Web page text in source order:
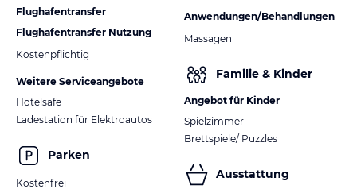
Flughafentransfer
Flughafentransfer Nutzung
Kostenpflichtig
Weitere Serviceangebote
Hotelsafe
Ladestation für Elektroautos
Parken
Kostenfrei
Anwendungen/Behandlungen
Massagen
Familie & Kinder
Angebot für Kinder
Spielzimmer
Brettspiele/ Puzzles
Ausstattung